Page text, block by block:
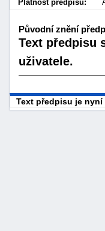
Platnost předpisu:
Původní znění
Text předpisu
uživatele.
Text předpisu je